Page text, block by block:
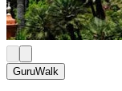
GuruWalk